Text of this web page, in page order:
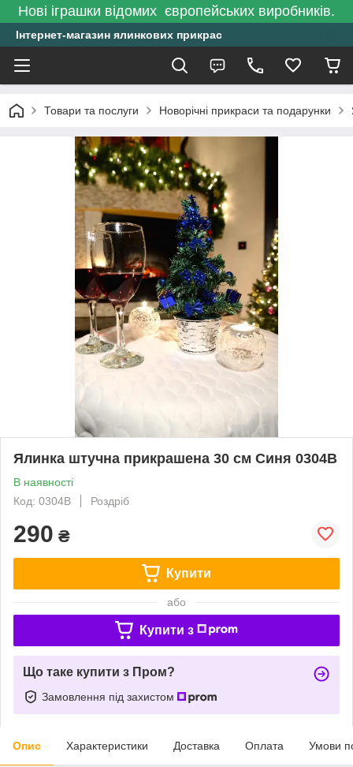
Нові іграшки відомих європейських виробників.
Інтернет-магазин ялинкових прикрас
Товари та послуги Новорічні прикраси та подарунки
Ялинка штучна прикрашена 30 см Синя 0304B
В наявності
Код: 0304B
Роздріб
290 ₴
Купити
або
Купити з
Що таке купити з Пром?
Замовлення під захистом
Опис Характеристики Доставка Оплата Умови